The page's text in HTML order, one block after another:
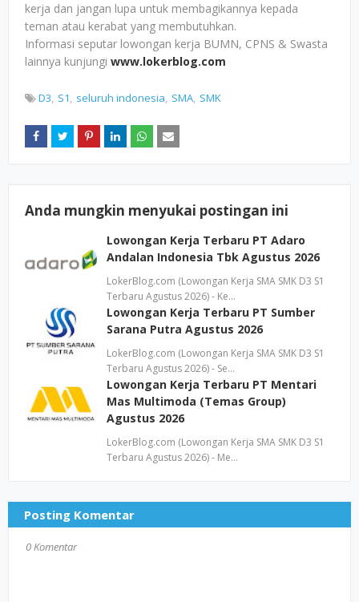
kerja dan jangan lupa untuk membagikannya kepada
teman atau kerabat yang membutuhkan.
Informasi seputar lowongan kerja BUMN, CPNS & Swasta
lainnya kunjungi www.lokerblog.com
D3 S1 seluruh indonesia SMA SMK
Anda mungkin menyukai postingan ini
Lowongan Kerja Terbaru PT Adaro
Andalan Indonesia Tbk Agustus 2026
LokerBlog.com (Lowongan Kerja SMA SMK D3 S1
Terbaru Agustus 2026) - Ke…
Lowongan Kerja Terbaru PT Sumber
Sarana Putra Agustus 2026
LokerBlog.com (Lowongan Kerja SMA SMK D3 S1
Terbaru Agustus 2026) - Se…
Lowongan Kerja Terbaru PT Mentari
Mas Multimoda (Temas Group)
Agustus 2026
LokerBlog.com (Lowongan Kerja SMA SMK D3 S1
Terbaru Agustus 2026) - Me…
Posting Komentar
0 Komentar